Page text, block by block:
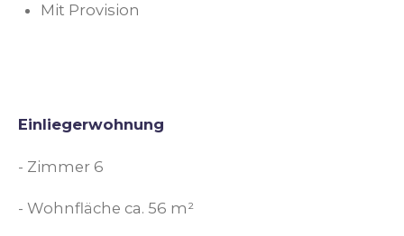
Mit Provision
Einliegerwohnung
- Zimmer 6
- Wohnfläche ca. 56 m²